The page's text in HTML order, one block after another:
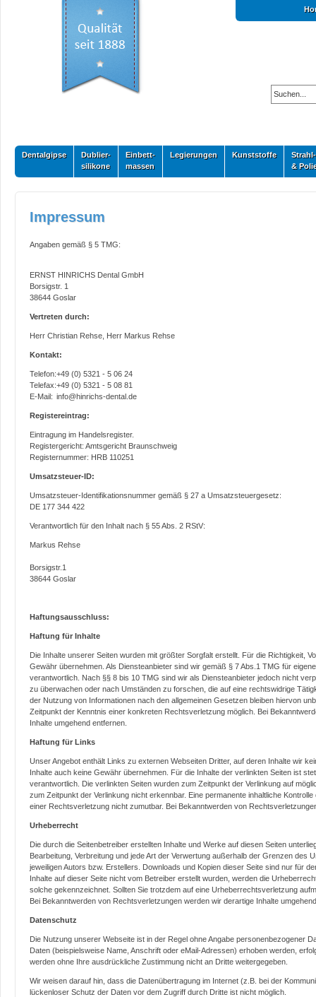
Dentalgipse
Dublier-
silikone
Einbett-
massen
Legierungen Kunststoffe
Strahl-
&
Impressum
Angaben gemäß § 5 TMG:
ERNST HINRICHS Dental GmbH
Borsigstr. 1
38644 Goslar
Vertreten durch:
Herr Christian Rehse, Herr Markus Rehse
Kontakt:
Telefon:+49 (0) 5321 - 5 06 24
Telefax:+49 (0) 5321 - 5 08 81
E-Mail: info@hinrichs-dental.de
Registereintrag:
Eintragung im Handelsregister.
Registergericht: Amtsgericht Braunschweig
Registernummer: HRB 110251
Umsatzsteuer-ID:
Umsatzsteuer-Identifikationsnummer gemäß § 27 a Umsatzsteuergesetz:
DE 177 344 422
Verantwortlich für den Inhalt nach § 55 Abs. 2 RStV:
Markus Rehse
Borsigstr.1
38644 Goslar
Haftungsausschluss:
Haftung für Inhalte
Die Inhalte unserer Seiten wurden mit größter Sorgfalt erstellt. Für die Richtigkeit,
Gewähr übernehmen. Als Diensteanbieter sind wir gemäß § 7 Abs.1 TMG für
verantwortlich. Nach §§ 8 bis 10 TMG sind wir als Diensteanbieter jedoch nicht
zu überwachen oder nach Umständen zu forschen, die auf eine rechtswidrige
der Nutzung von Informationen nach den allgemeinen Gesetzen bleiben hiervon
Zeitpunkt der Kenntnis einer konkreten Rechtsverletzung möglich. Bei
Inhalte umgehend entfernen.
Haftung für Links
Unser Angebot enthält Links zu externen Webseiten Dritter, auf deren Inhalte wir
Inhalte auch keine Gewähr übernehmen. Für die Inhalte der verlinkten Seiten ist
verantwortlich. Die verlinkten Seiten wurden zum Zeitpunkt der Verlinkung auf
zum Zeitpunkt der Verlinkung nicht erkennbar. Eine permanente inhaltliche
einer Rechtsverletzung nicht zumutbar. Bei Bekanntwerden von
Urheberrecht
Die durch die Seitenbetreiber erstellten Inhalte und Werke auf diesen Seiten
Bearbeitung, Verbreitung und jede Art der Verwertung außerhalb der Grenzen des
jeweiligen Autors bzw. Erstellers. Downloads und Kopien dieser Seite sind nur für
Inhalte auf dieser Seite nicht vom Betreiber erstellt wurden, werden die
solche gekennzeichnet. Sollten Sie trotzdem auf eine Urheberrechtsverletzung
Bei Bekanntwerden von Rechtsverletzungen werden wir derartige Inhalte
Datenschutz
Die Nutzung unserer Webseite ist in der Regel ohne Angabe personenbezogener
Daten (beispielsweise Name, Anschrift oder eMail-Adressen) erhoben werden,
werden ohne Ihre ausdrückliche Zustimmung nicht an Dritte weitergegeben.
Wir weisen darauf hin, dass die Datenübertragung im Internet (z.B. bei der
lückenloser Schutz der Daten vor dem Zugriff durch Dritte ist nicht möglich.